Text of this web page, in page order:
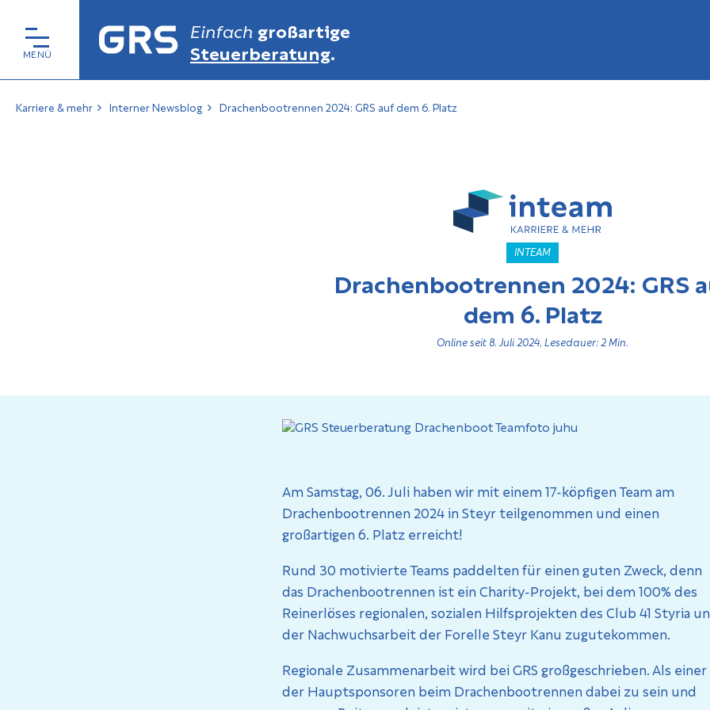
Einfach großartige
Steuerberatung.
Karriere & mehr Interner Newsblog Drachenbootrennen 2024: GRS auf dem 6. Platz
INTEAM
Drachenbootrennen 2024: GRS
dem 6. Platz
Online seit 8. Juli 2024, Lesedauer: 2 Min.
Am Samstag, 06. Juli haben wir mit einem 17-köpfigen Team am
Drachenbootrennen 2024 in Steyr teilgenommen und einen
großartigen 6. Platz erreicht!
Rund 30 motivierte Teams paddelten für einen guten Zweck, denn
das Drachenbootrennen ist ein Charity-Projekt, bei dem 100% des
Reinerlöses regionalen, sozialen Hilfsprojekten des Club 41 Styria
der Nachwuchsarbeit der Forelle Steyr Kanu zugutekommen.
Regionale Zusammenarbeit wird bei GRS großgeschrieben. Als einer
der Hauptsponsoren beim Drachenbootrennen dabei zu sein und